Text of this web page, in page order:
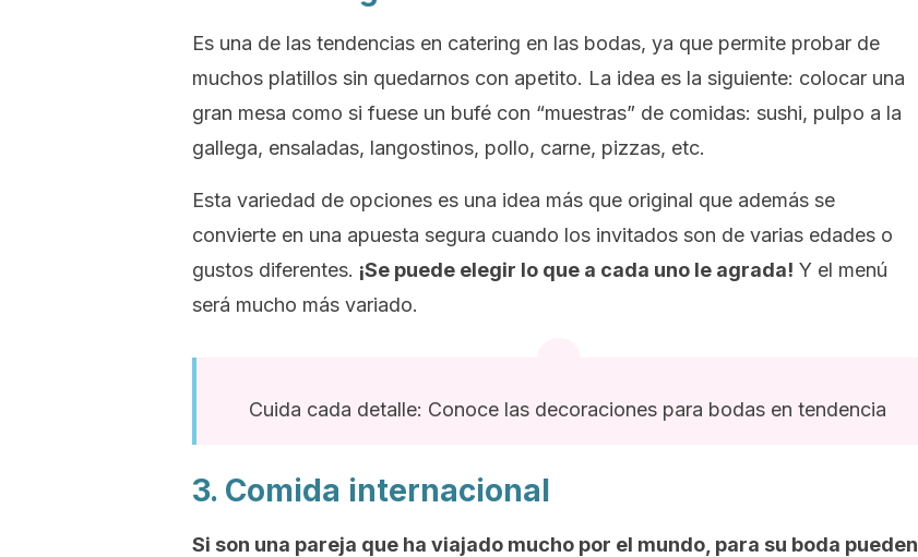
Es una de las tendencias en catering en las bodas, ya que permite probar de
muchos platillos sin quedarnos con apetito. La idea es la siguiente: colocar una
gran mesa como si fuese un bufé con “muestras” de comidas: sushi, pulpo a la
gallega, ensaladas, langostinos, pollo, carne, pizzas, etc.
Esta variedad de opciones es una idea más que original que además se
convierte en una apuesta segura cuando los invitados son de varias edades o
gustos diferentes. ¡Se puede elegir lo que a cada uno le agrada! Y el menú
será mucho más variado.
Cuida cada detalle: Conoce las decoraciones para bodas en tendencia
3. Comida internacional
Si son una pareja que ha viajado mucho por el mundo, para su boda pueden